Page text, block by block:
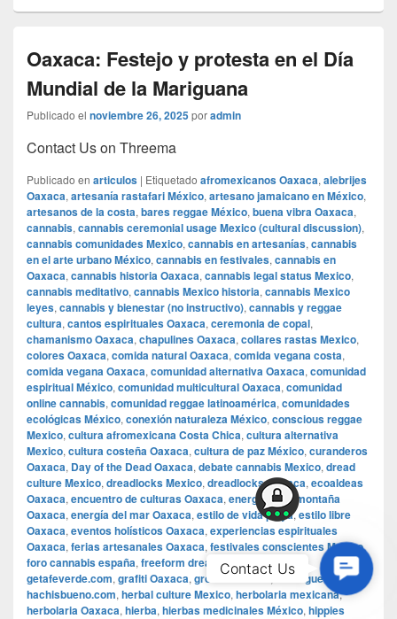
Oaxaca: Festejo y protesta en el Día
Mundial de la Mariguana
Publicado el noviembre 26, 2025poradmin
Contact Us on Threema
Publicado en articulos | Etiquetado afromexicanos Oaxaca, alebrijes
Oaxaca, artesanía rastafari México, artesano jamaicano en México,
artesanos de la costa, bares reggae México, buena vibra Oaxaca,
cannabis, cannabis ceremonial usage Mexico (cultural discussion),
cannabis comunidades Mexico, cannabis en artesanías, cannabis
en el arte urbano México, cannabis en festivales, cannabis en
Oaxaca, cannabis historia Oaxaca, cannabis legal status Mexico,
cannabis meditativo, cannabis Mexico historia, cannabis Mexico
leyes, cannabis y bienestar (no instructivo), cannabis y reggae
cultura, cantos espirituales Oaxaca, ceremonia de copal,
chamanismo Oaxaca, chapulines Oaxaca, collares rastas Mexico,
colores Oaxaca, comida natural Oaxaca, comida vegana costa,
comida vegana Oaxaca, comunidad alternativa Oaxaca, comunidad
espiritual México, comunidad multicultural Oaxaca, comunidad
online cannabis, comunidad reggae latinoamérica, comunidades
ecológicas México, conexión naturaleza México, conscious reggae
Mexico, cultura afromexicana Costa Chica, cultura alternativa
Mexico, cultura costeña Oaxaca, cultura de paz México, curanderos
Oaxaca, Day of the Dead Oaxaca, debate cannabis Mexico, dread
culture Mexico, dreadlocks Mexico, dreadlocks Oaxaca, ecoaldeas
Oaxaca, encuentro de culturas Oaxaca, energía de la montaña
Oaxaca, energía del mar Oaxaca, estilo de vida playa,estilo libre
Oaxaca, eventos holísticos Oaxaca, experiencias espirituales
Oaxaca, ferias artesanales Oaxaca, festivales conscientes Mexico,
foro cannabis españa, freeform dreads Mexico Getafe
getafeverde.com, grafiti Oaxaca, growbarato.net, Guelaguetza,
hachisbueno.com, herbal culture Mexico, herbolaria mexicana,
herbolaria Oaxaca, hierba, hierbas medicinales México, hippies
Us
Contact Us